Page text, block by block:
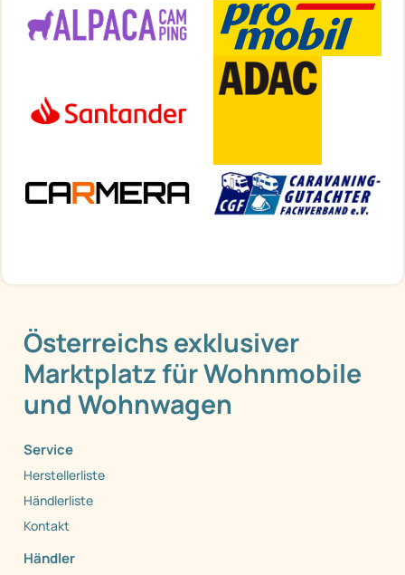
Österreichs exklusiver
Marktplatz für Wohnmobile
und Wohnwagen
Service
Herstellerliste
Händlerliste
Kontakt
Händler